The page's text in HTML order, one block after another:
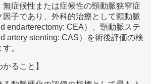
無症候性または症候性の頸動脈狭窄症
因子であり、外科的治療として頸動脈
endarterectomy: CEA）、頸動脈ステ
artery stenting: CAS）を術後評価の検
。
ること】